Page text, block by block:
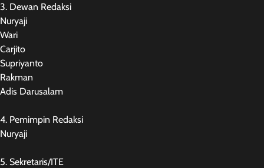
3. Dewan Redaksi
Nuryaji
Wari
Carjito
Supriyanto
Rakman
Adis Darusalam
4. Pemimpin Redaksi
Nuryaji
5. Sekretaris/ITE